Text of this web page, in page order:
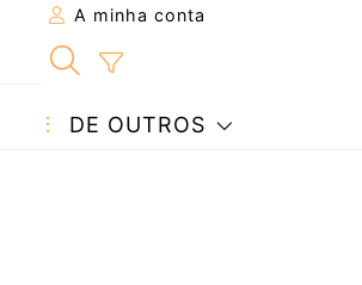
A minha conta
DE OUTROS